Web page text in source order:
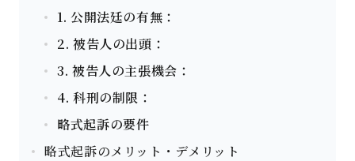
1. 公開法廷の有無：
2. 被告人の出頭：
3. 被告人の主張機会：
4. 科刑の制限：
略式起訴の要件
略式起訴のメリット・デメリット